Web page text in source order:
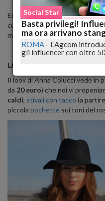
Era stata
cui Zucchero era morto
malore.
LA PROPOSTA DI OCCHIO AL
Il look di Anna Colucci vede in
da 20 euro) che noi vi
caldi, stivali con tacco (a
piccola pochette sui toni del
Social Star
Basta privilegi!
ma ora arrivano
ROMA - L’Agcom
gli influencer con oltre